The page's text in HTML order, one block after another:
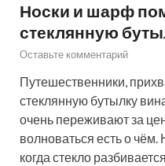
Носки и шарф
стеклянную
Оставьте комментарий
Путешественники,
стеклянную бутылку
очень переживают за
волноваться есть о
когда стекло